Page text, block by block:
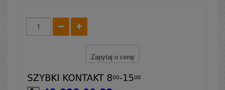
Zapytaj o cenę